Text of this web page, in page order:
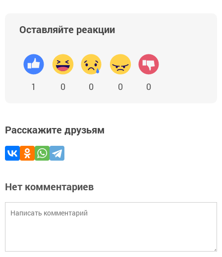
Оставляйте реакции
1 0 0 0 0
Расскажите друзьям
Нет комментариев